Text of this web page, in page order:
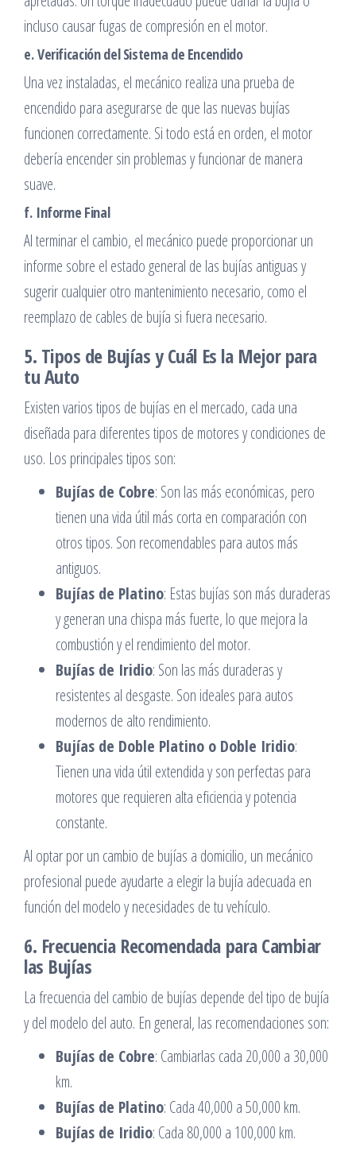
incluso causar fugas de compresión en el motor.
e.Verificación del Sistema de Encendido
Una vez instaladas, el mecánico realiza una prueba de
encendido para asegurarse de que las nuevas bujías
funcionen correctamente. Si todo está en orden, el motor
debería encender sin problemas y funcionar de manera
suave.
f. Informe Final
Al terminar el cambio, el mecánico puede proporcionar un
informe sobre el estado general de las bujías antiguas y
sugerir cualquier otro mantenimiento necesario, como el
reemplazo de cables de bujía si fuera necesario.
5. Tipos de Bujías y Cuál Es la Mejor para
tu Auto
Existen varios tipos de bujías en el mercado, cada una
diseñada para diferentes tipos de motores y condiciones de
uso. Los principales tipos son:
Bujías de Cobre: Son las más económicas, pero
tienen una vida útil más corta en comparación con
otros tipos. Son recomendables para autos más
antiguos.
Bujías de Platino: Estas bujías son más duraderas
y generan una chispa más fuerte, lo que mejora la
combustión y el rendimiento del motor.
Bujías de Iridio: Son las más duraderas y
resistentes al desgaste. Son ideales para autos
modernos de alto rendimiento.
Bujías de Doble Platino o Doble Iridio:
Tienen una vida útil extendida y son perfectas para
motores que requieren alta eficiencia y potencia
constante.
Al optar por un cambio de bujías a domicilio, un mecánico
profesional puede ayudarte a elegir la bujía adecuada en
función del modelo y necesidades de tu vehículo.
6. Frecuencia Recomendada para Cambiar
las Bujías
La frecuencia del cambio de bujías depende del tipo de bujía
y del modelo del auto. En general, las recomendaciones son:
Bujías de Cobre: Cambiarlas cada 20,000 a 30,000
km.
Bujías de Platino: Cada 40,000 a 50,000 km.
Bujías de Iridio: Cada 80,000 a 100,000 km.